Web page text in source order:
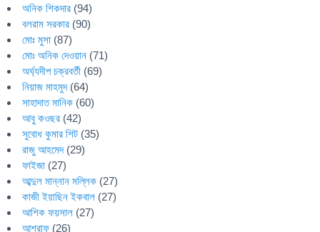
অনিক শিকদার (94)
বলরাম সরকার (90)
মোঃ মুসা (87)
মোঃ অনিক দেওয়ান (71)
অর্ঘ্যদীপ চক্রবর্তী (69)
নিয়াজ মাহমুদ(64)
সাহাদাত মানিক (60)
আবু কওছর (42)
সুবোধ কুমার শিট (35)
রাজু আহমেদ(29)
ফাইজা (27)
আব্দুল মান্নান মল্লিক (27)
কাজী ইয়াছিন ইকবাল (27)
আশিক ফয়সাল (27)
আশরাফ (26)